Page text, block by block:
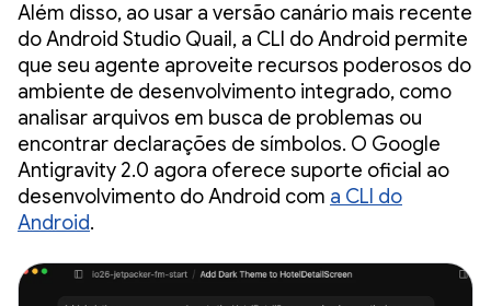
Além disso, ao usar a versão canário mais recente
do Android Studio Quail, a CLI do Android permite
que seu agente aproveite recursos poderosos do
ambiente de desenvolvimento integrado, como
analisar arquivos em busca de problemas ou
encontrar declarações de símbolos. O Google
Antigravity 2.0 agora oferece suporte oficial ao
desenvolvimento do Android com a CLI do
Android.